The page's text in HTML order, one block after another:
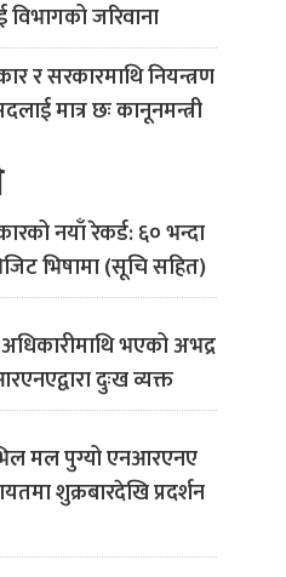
विभागको जरिवाना
र सरकारमाथि नियन्त्रण
मात्र छः कानूनमन्त्री
नयाँ रेकर्ड: ६० भन्दा
भिषामा (सूचि सहित)
भएको अभद्र
दुःख व्यक्त
मल पुग्यो एनआरएनए
शुक्रबारदेखि प्रदर्शन